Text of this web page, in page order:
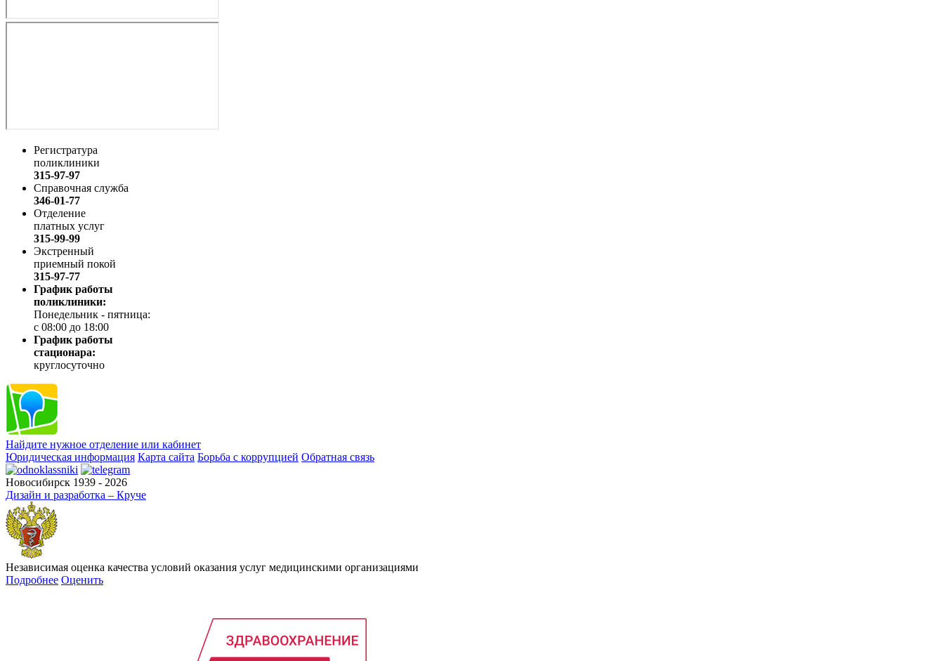
Регистратура
поликлиники
315-97-97
Справочная служба
346-01-77
Отделение
платных услуг
315-99-99
Экстренный
приемный покой
315-97-77
График работы
поликлиники:
Понедельник - пятница:
с 08:00 до 18:00
График работы
стационара:
круглосуточно
Найдите нужное отделение или кабинет
Юридическая информация Карта сайта Борьба с коррупцией Обратная связь
Новосибирск 1939 - 2026
Дизайн и разработка – Круче
Независимая оценка качества условий оказания услуг медицинскими организациями
Подробнее Оценить